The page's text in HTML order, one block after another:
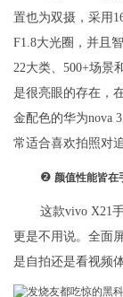
置也为双摄，采用
F1.8大光圈，并且
22大类、500+场景
是很亮眼的存在，
金配色的华为nova
常适合喜欢拍照对
❷ 颜值性能皆在
这款vivo X21
更是不用说。全面
是自拍还是看视频